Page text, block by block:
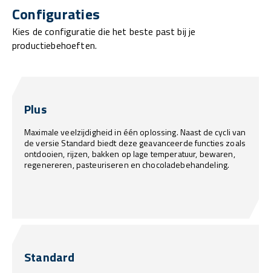
Configuraties
Kies de configuratie die het beste past bij je
productiebehoeften.
Plus
Maximale veelzijdigheid in één oplossing. Naast de cycli van
de versie Standard biedt deze geavanceerde functies zoals
ontdooien, rijzen, bakken op lage temperatuur, bewaren,
regenereren, pasteuriseren en chocoladebehandeling.
Standard